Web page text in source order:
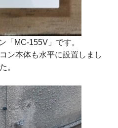
「MC-155V」 です。
ン本体も水平に設置しまし
た。